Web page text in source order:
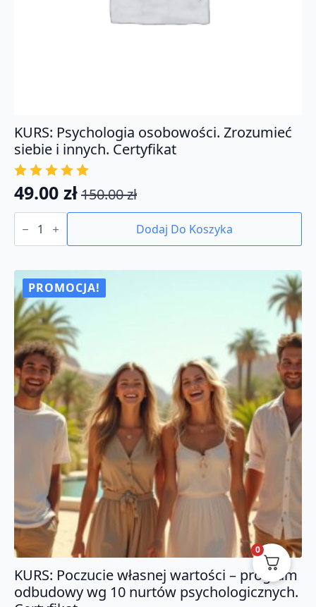
KURS: Psychologia osobowości. Zrozumieć
siebie i innych. Certyfikat
150.00zł
Pierwotna
cena
wynosiła:
150.00 zł.
49.00 zł
Aktualna
cena
wynosi:
49.00 zł.
ilość
KURS:
osobowości.
siebie
i
innych.
Certyfikat
Dodaj Do Koszyka
PROMOCJA!
KURS: Poczucie własnej wartości – program
odbudowy wg 10 nurtów psychologicznych.
0